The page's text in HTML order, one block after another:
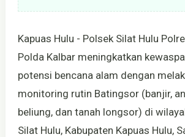
Kapuas Hulu - Polsek Silat Hulu
Polda Kalbar meningkatkan
potensi bencana alam dengan
monitoring rutin Batingsor (banjir,
beliung, dan tanah longsor) di
Silat Hulu, Kabupaten Kapuas Hulu,